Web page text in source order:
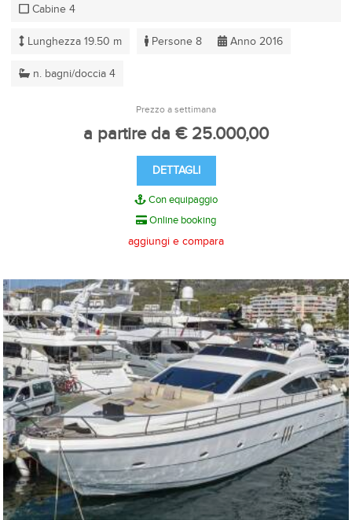
Cabine 4
Lunghezza 19.50 m Persone 8 Anno 2016
n. bagni/doccia 4
Prezzo a settimana
a partire da € 25.000,00
DETTAGLI
Con equipaggio
Online booking
aggiungi e compara